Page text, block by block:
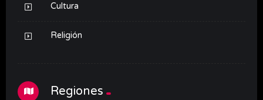
Cultura
Religión
Regiones